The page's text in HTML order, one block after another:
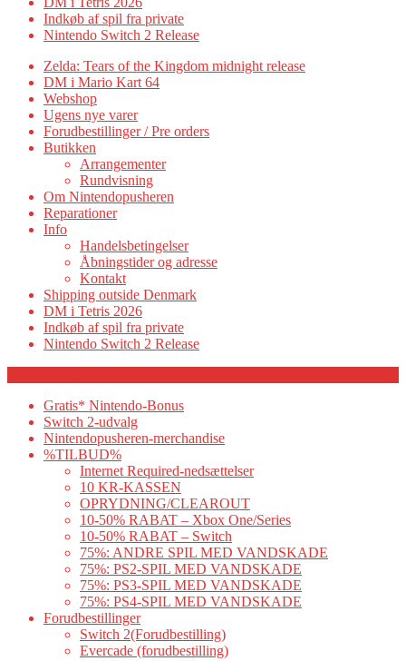
Indkøb af spil fra private
Nintendo Switch 2 Release
Zelda: Tears of the Kingdom midnight release
DM i Mario Kart 64
Webshop
Ugens nye varer
Forudbestillinger / Pre orders
Butikken
Arrangementer
Rundvisning
Om Nintendopusheren
Reparationer
Info
Handelsbetingelser
Åbningstider og adresse
Kontakt
Shipping outside Denmark
DM i Tetris 2026
Indkøb af spil fra private
Nintendo Switch 2 Release
Gratis* Nintendo-Bonus
Switch 2-udvalg
Nintendopusheren-merchandise
%TILBUD%
Internet Required-nedsættelser
10 KR-KASSEN
OPRYDNING/CLEAROUT
10-50% RABAT – Xbox One/Series
10-50% RABAT – Switch
75%: ANDRE SPIL MED VANDSKADE
75%: PS2-SPIL MED VANDSKADE
75%: PS3-SPIL MED VANDSKADE
75%: PS4-SPIL MED VANDSKADE
Forudbestillinger
Switch 2(Forudbestilling)
Evercade (forudbestilling)